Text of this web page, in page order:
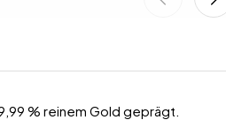
% reinem Gold geprägt.